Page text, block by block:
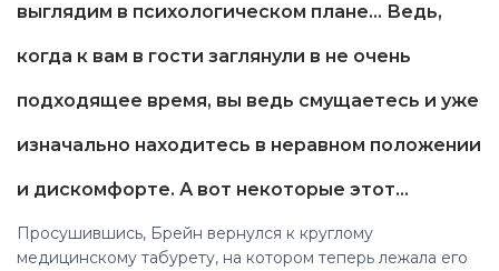
выглядим в психологическом плане... Ведь,
когда к вам в гости заглянули в не очень
подходящее время, вы ведь смущаетесь и уже
изначально находитесь в неравном положении
и дискомфорте. А вот некоторые этот…
Просушившись, Брейн вернулся к круглому
медицинскому табурету, на котором теперь лежала его